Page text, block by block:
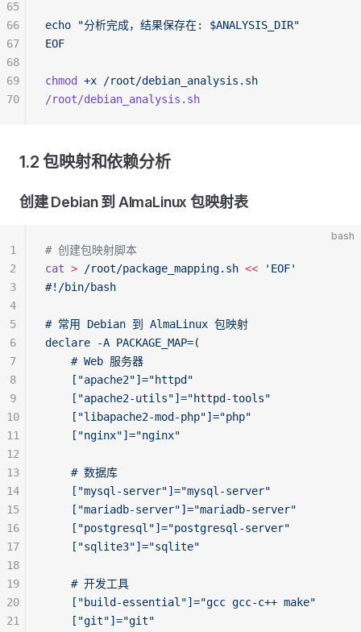
echo "分析完成，结果保存在: $ANALYSIS_DIR"
EOF
chmod +x /root/debian_analysis.sh
/root/debian_analysis.sh
65
66
67
68
69
70
1.2 包映射和依赖分析
创建 Debian 到 AlmaLinux 包映射表
bash
# 创建包映射脚本
cat > /root/package_mapping.sh << 'EOF'
#!/bin/bash
# 常用 Debian 到 AlmaLinux 包映射
declare -A PACKAGE_MAP=(
    # Web 服务器
    ["apache2"]="httpd"
    ["apache2-utils"]="httpd-tools"
    ["libapache2-mod-php"]="php"
    ["nginx"]="nginx"
    # 数据库
    ["mysql-server"]="mysql-server"
    ["mariadb-server"]="mariadb-server"
    ["postgresql"]="postgresql-server"
    ["sqlite3"]="sqlite"
    # 开发工具
    ["build-essential"]="gcc gcc-c++ make"
    ["git"]="git"
1
2
3
4
5
6
7
8
9
10
11
12
13
14
15
16
17
18
19
20
21